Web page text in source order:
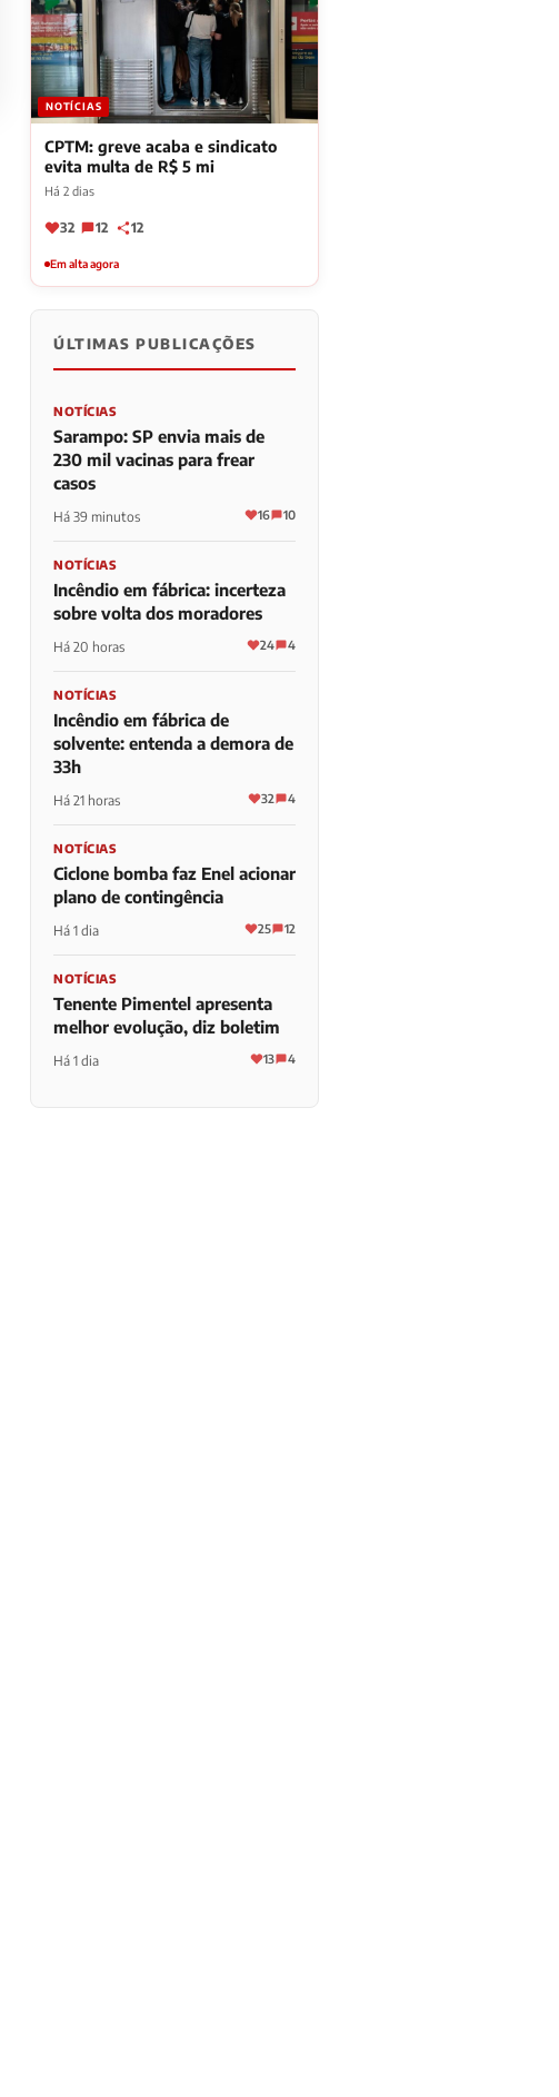
NOTÍCIAS
CPTM: greve acaba e sindicato
evita multa de R$ 5 mi
Há 2 dias
32 12 12
Em alta agora
ÚLTIMAS PUBLICAÇÕES
NOTÍCIAS
Sarampo: SP envia mais de
230 mil vacinas para frear
casos
Há 39 minutos 16 10
NOTÍCIAS
Incêndio em fábrica: incerteza
sobre volta dos moradores
Há 20 horas 24 4
NOTÍCIAS
Incêndio em fábrica de
solvente: entenda a demora de
33h
Há 21 horas 32 4
NOTÍCIAS
Ciclone bomba faz Enel acionar
plano de contingência
Há 1 dia 25 12
NOTÍCIAS
Tenente Pimentel apresenta
melhor evolução, diz boletim
Há 1 dia 13 4